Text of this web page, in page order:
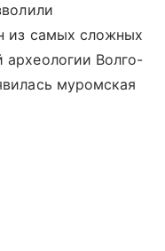
из самых сложных
археологии Волго-
муромская